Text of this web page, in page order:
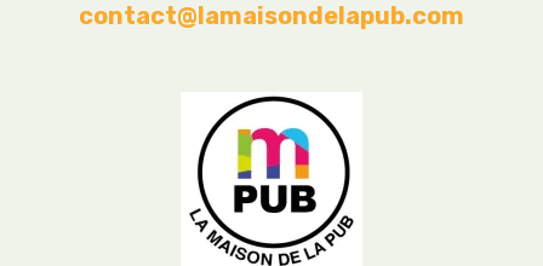
contact@lamaisondelapub.com